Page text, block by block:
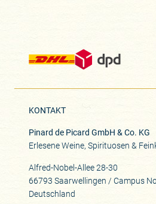
KONTAKT
Pinard de Picard GmbH & Co. KG
Erlesene Weine, Spirituosen &
Alfred-Nobel-Allee 28-30
66793 Saarwellingen / Campus
Deutschland